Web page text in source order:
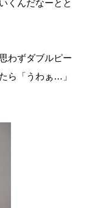
くんだなーとと
わずダブルピー
ら「うわぁ…」